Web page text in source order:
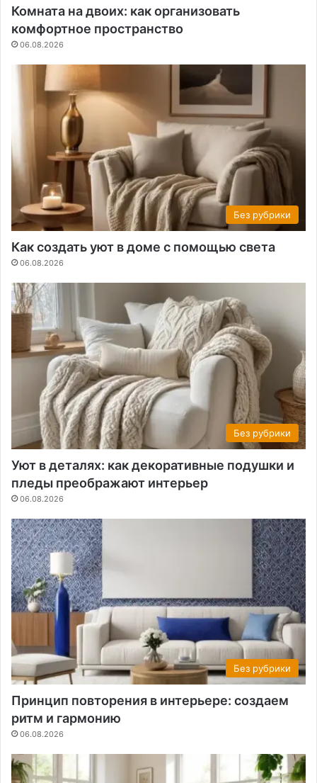
Комната на двоих: как организовать
комфортное пространство
06.08.2026
Без рубрики
Как создать уют в доме с помощью света
06.08.2026
Без рубрики
Уют в деталях: как декоративные подушки и
пледы преображают интерьер
06.08.2026
Без рубрики
Принцип повторения в интерьере: создаем
ритм и гармонию
06.08.2026